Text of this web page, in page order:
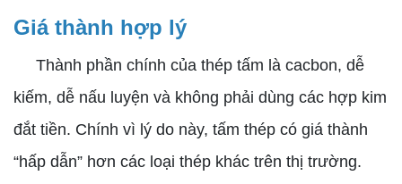
Giá thành hợp lý
Thành phần chính của thép tấm là cacbon, dễ
kiếm, dễ nấu luyện và không phải dùng các hợp kim
đắt tiền. Chính vì lý do này, tấm thép có giá thành
“hấp dẫn” hơn các loại thép khác trên thị trường.